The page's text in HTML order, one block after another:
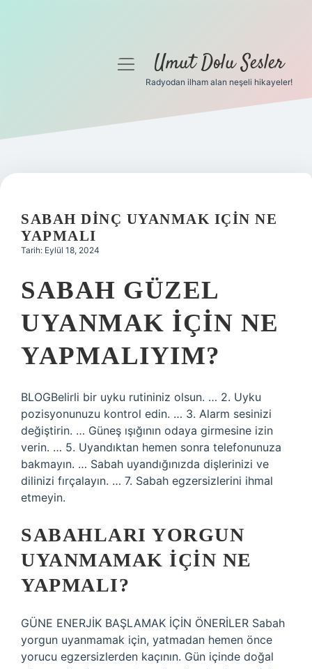
Gizlilik Politikası
Yasal Uyarı
menüyüUmut Dolu Sesler
Radyodan ilham alan neşeli hikayeler!
SABAH DINÇ UYANMAK IÇIN NE
YAPMALI
Tarih: Eylül 18, 2024
SABAH GÜZEL
UYANMAK IÇIN NE
YAPMALIYIM?
BLOGBelirli bir uyku rutininiz olsun. … 2. Uyku
pozisyonunuzu kontrol edin. … 3. Alarm sesinizi
değiştirin. … Güneş ışığının odaya girmesine izin
verin. … 5. Uyandıktan hemen sonra telefonunuza
bakmayın. … Sabah uyandığınızda dişlerinizi ve
dilinizi fırçalayın. … 7. Sabah egzersizlerini ihmal
etmeyin.
SABAHLARI YORGUN
UYANMAMAK IÇIN NE
YAPMALI?
GÜNE ENERJİK BAŞLAMAK İÇİN ÖNERİLER Sabah
yorgun uyanmamak için, yatmadan hemen önce
yorucu egzersizlerden kaçının. Gün içinde doğal